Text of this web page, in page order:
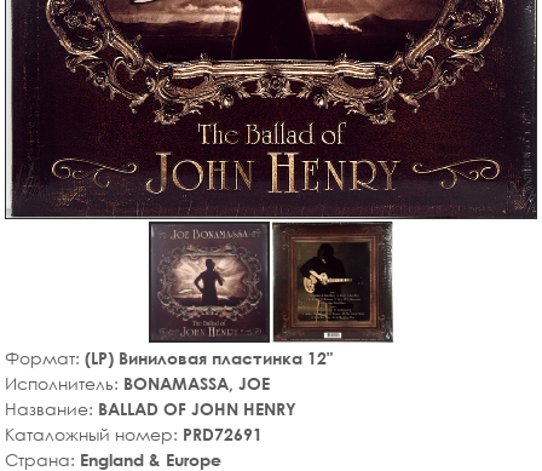
Формат: (LP) Виниловая пластинка 12"
Исполнитель: BONAMASSA, JOE
Название: BALLAD OF JOHN HENRY
Каталожный номер: PRD72691
Страна: England & Europe